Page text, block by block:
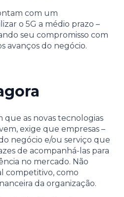
com um
o 5G a médio prazo –
seu compromisso com
avanços do negócio.
que as novas tecnologias
exige que empresas –
negócio e/ou serviço que
de acompanhá-las para
no mercado. Não
competitivo, como
da organização.